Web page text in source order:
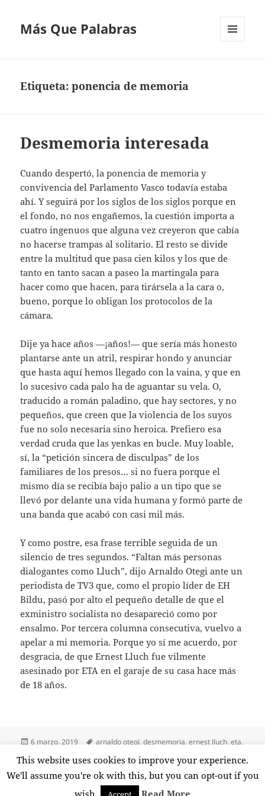
Más Que Palabras
Etiqueta:ponencia de memoria
Desmemoria interesada
Cuando despertó, la ponencia de memoria y
convivencia del Parlamento Vasco todavía estaba
ahí. Y seguirá por los siglos de los siglos porque en
el fondo, no nos engañemos, la cuestión importa a
cuatro ingenuos que alguna vez creyeron que cabía
no hacerse trampas al solitario. El resto se divide
entre la multitud que pasa cien kilos y los que de
tanto en tanto sacan a paseo la martingala para
hacer como que hacen, para tirársela a la cara o,
bueno, porque lo obligan los protocolos de la
cámara.
Dije ya hace años —¡años!— que sería más honesto
plantarse ante un atril, respirar hondo y anunciar
que hasta aquí hemos llegado con la vaina, y que en
lo sucesivo cada palo ha de aguantar su vela. O,
traducido a román paladino, que hay sectores, y no
pequeños, que creen que la violencia de los suyos
fue no solo necesaria sino heroica. Prefiero esa
verdad cruda que las yenkas en bucle. Muy loable,
sí, la “petición sincera de disculpas” de los
familiares de los presos… si no fuera porque el
mismo día se recibía bajo palio a un tipo que se
llevó por delante una vida humana y formó parte de
una banda que acabó con casi mil más.
Y como postre, esa frase terrible seguida de un
silencio de tres segundos. “Faltan más personas
dialogantes como Lluch”, dijo Arnaldo Otegi ante un
periodista de TV3 que, como el propio líder de EH
Bildu, pasó por alto el pequeño detalle de que el
exministro socialista no desapareció como por
ensalmo. Por tercera columna consecutiva, vuelvo a
apelar a mi memoria. Porque yo sí me acuerdo, por
desgracia, de que Ernest Lluch fue vilmente
asesinado por ETA en el garaje de su casa hace más
de 18 años.
Publicado
6 marzo, 2019 Etiquetas
arnaldo otegi,desmemoria,ernest lluch,eta,
terrorismo,tv3,violencia Deja un comentarioen Desmemoria
This website uses cookies to improve your experience.
We'll assume you're ok with this, but you can opt-out if you
wish.
Read More